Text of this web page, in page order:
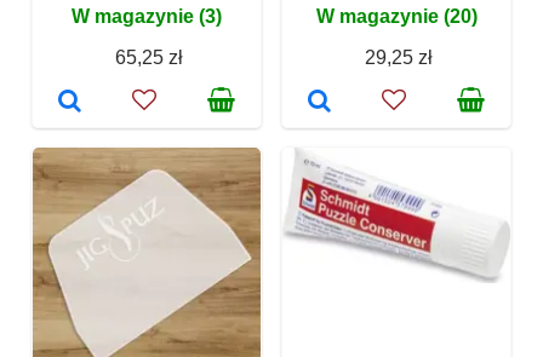
W magazynie (3)
65,25 zł
W magazynie (20)
29,25 zł